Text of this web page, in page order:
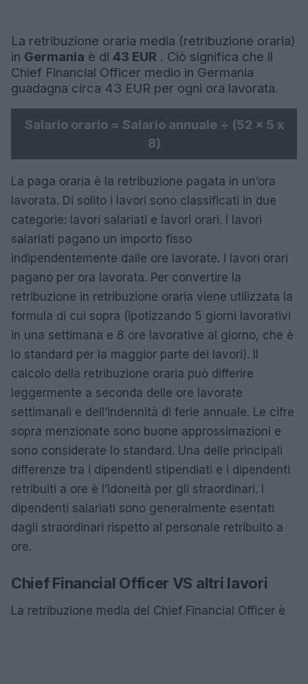
La retribuzione oraria media (retribuzione oraria)
in Germania è di 43 EUR . Ciò significa che il
Chief Financial Officer medio in Germania
guadagna circa 43 EUR per ogni ora lavorata.
Salario orario = Salario annuale ÷ (52 x 5 x
8)
La paga oraria è la retribuzione pagata in un’ora
lavorata. Di solito i lavori sono classificati in due
categorie: lavori salariati e lavori orari. I lavori
salariati pagano un importo fisso
indipendentemente dalle ore lavorate. I lavori orari
pagano per ora lavorata. Per convertire la
retribuzione in retribuzione oraria viene utilizzata la
formula di cui sopra (ipotizzando 5 giorni lavorativi
in ​​una settimana e 8 ore lavorative al giorno, che è
lo standard per la maggior parte dei lavori). Il
calcolo della retribuzione oraria può differire
leggermente a seconda delle ore lavorate
settimanali e dell’indennità di ferie annuale. Le cifre
sopra menzionate sono buone approssimazioni e
sono considerate lo standard. Una delle principali
differenze tra i dipendenti stipendiati e i dipendenti
retribuiti a ore è l’idoneità per gli straordinari. I
dipendenti salariati sono generalmente esentati
dagli straordinari rispetto al personale retribuito a
ore.
Chief Financial Officer VS altri lavori
La retribuzione media del Chief Financial Officer è